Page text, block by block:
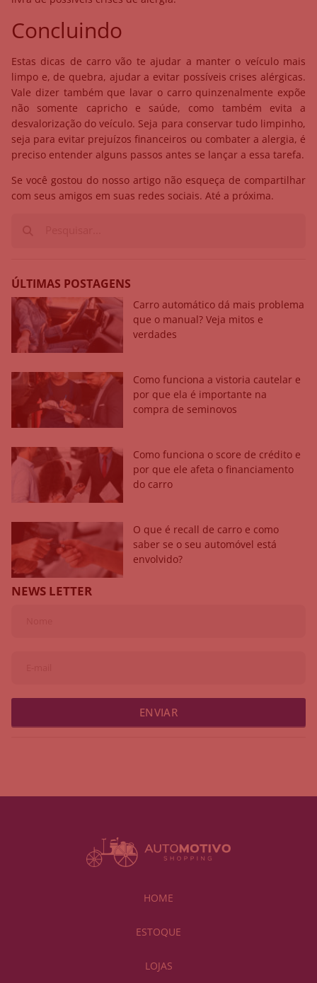
Concluindo
Estas dicas de carro vão te ajudar a manter o veículo mais
limpo e, de quebra, ajudar a evitar possíveis crises alérgicas.
Vale dizer também que lavar o carro quinzenalmente expõe
não somente capricho e saúde, como também evita a
desvalorização do veículo. Seja para conservar tudo limpinho,
seja para evitar prejuízos financeiros ou combater a alergia, é
preciso entender alguns passos antes se lançar a essa tarefa.
Se você gostou do nosso artigo não esqueça de compartilhar
com seus amigos em suas redes sociais. Até a próxima.
ÚLTIMAS POSTAGENS
Carro automático dá mais problema
que o manual? Veja mitos e
verdades
Como funciona a vistoria cautelar e
por que ela é importante na
compra de seminovos
Como funciona o score de crédito e
por que ele afeta o financiamento
do carro
O que é recall de carro e como
saber se o seu automóvel está
envolvido?
NEWS LETTER
ENVIAR
HOME
ESTOQUE
LOJAS